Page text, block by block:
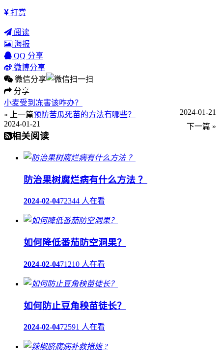
打赏
阅读
海报
QQ 分享
微博分享
微信分享
分享
小麦受到冻害该咋办？
« 上一篇
2024-01-21
预防苦瓜死苗的方法有哪些？
下一篇 »
2024-01-21
相关阅读
防治果树腐烂病有什么方法 ？
2024-02-0472344 人在看
如何降低番茄防空洞果？
2024-02-0471210 人在看
如何防止豆角秧苗徒长？
2024-02-0472591 人在看